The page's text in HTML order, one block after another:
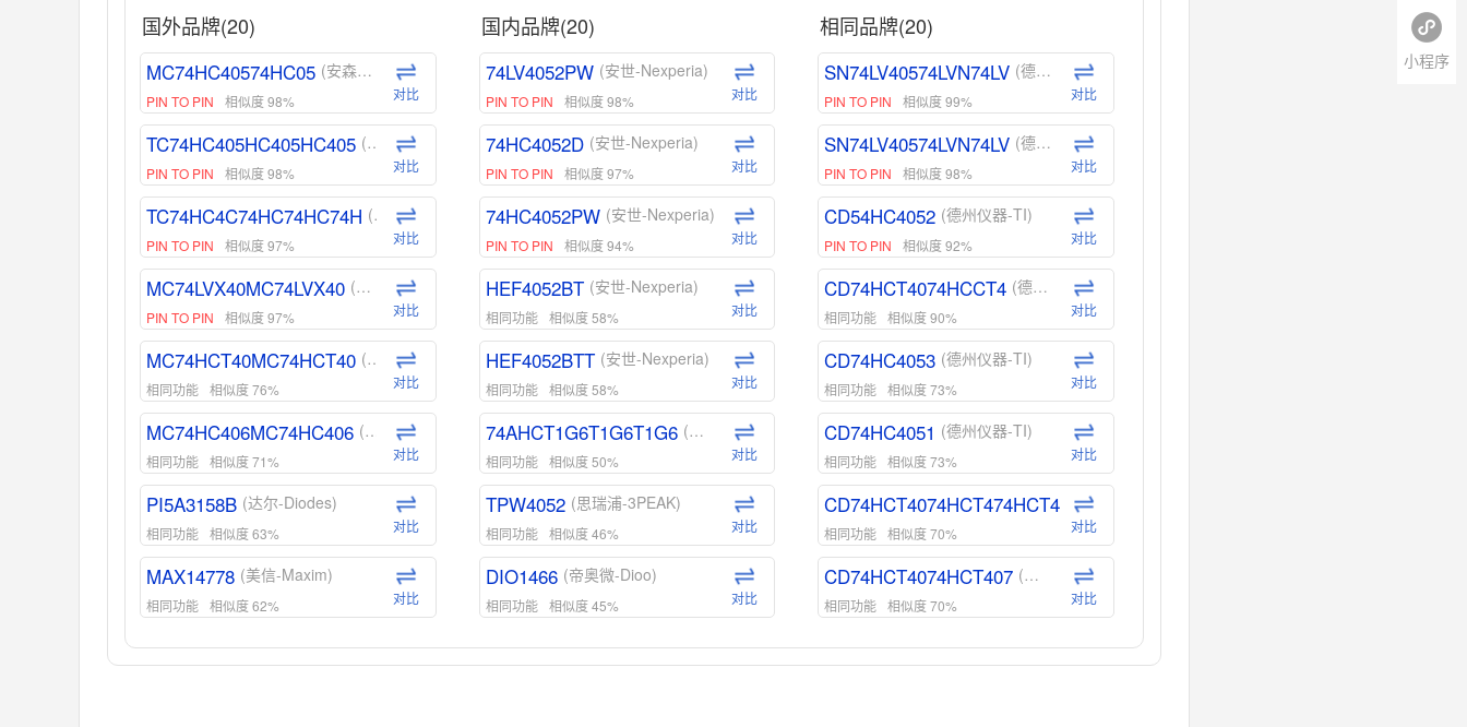
国外品牌(20)
MC74HC40574HC05 (安森美-ON)
PIN TO PIN 相似度 98% 对比
TC74HC405HC405HC405 (东芝-Toshiba)
PIN TO PIN 相似度 98% 对比
TC74HC4C74HC74HC74H (东芝-Toshiba)
PIN TO PIN 相似度 97% 对比
MC74LVX40MC74LVX40 (安森美-ON)
PIN TO PIN 相似度 97% 对比
MC74HCT40MC74HCT40 (安森美-ON)
相同功能 相似度 76% 对比
MC74HC406MC74HC406 (安森美-ON)
相同功能 相似度 71% 对比
PI5A3158B (达尔-Diodes)
相同功能 相似度 63% 对比
MAX14778 (美信-Maxim)
相同功能 相似度 62% 对比
ADG1439 (亚德诺-ADI)
对比
国内品牌(20)
74LV4052PW (安世-Nexperia)
PIN TO PIN 相似度 98% 对比
74HC4052D (安世-Nexperia)
PIN TO PIN 相似度 97% 对比
74HC4052PW (安世-Nexperia)
PIN TO PIN 相似度 94% 对比
HEF4052BT (安世-Nexperia)
相同功能 相似度 58% 对比
HEF4052BTT (安世-Nexperia)
相同功能 相似度 58% 对比
74AHCT1G6T1G6T1G6 (安世-Nexperia)
相同功能 相似度 50% 对比
TPW4052 (思瑞浦-3PEAK)
相同功能 相似度 46% 对比
DIO1466 (帝奥微-Dioo)
相同功能 相似度 45% 对比
DIO1159 (帝奥微-Dioo)
对比
相同品牌(20)
SN74LV40574LVN74LV (德州仪器-TI)
PIN TO PIN 相似度 99% 对比
SN74LV40574LVN74LV (德州仪器-TI)
PIN TO PIN 相似度 98% 对比
CD54HC4052 (德州仪器-TI)
PIN TO PIN 相似度 92% 对比
CD74HCT4074HCCT4 (德州仪器-TI)
相同功能 相似度 90% 对比
CD74HC4053 (德州仪器-TI)
相同功能 相似度 73% 对比
CD74HC4051 (德州仪器-TI)
相同功能 相似度 73% 对比
CD74HCT4074HCT474HCT4 (德州仪器-TI)
相同功能 相似度 70% 对比
CD74HCT4074HCT407 (德州仪器-TI)
相同功能 相似度 70% 对比
CD74HCT4D74HDCT40 (德州仪器-TI)
对比
小程序